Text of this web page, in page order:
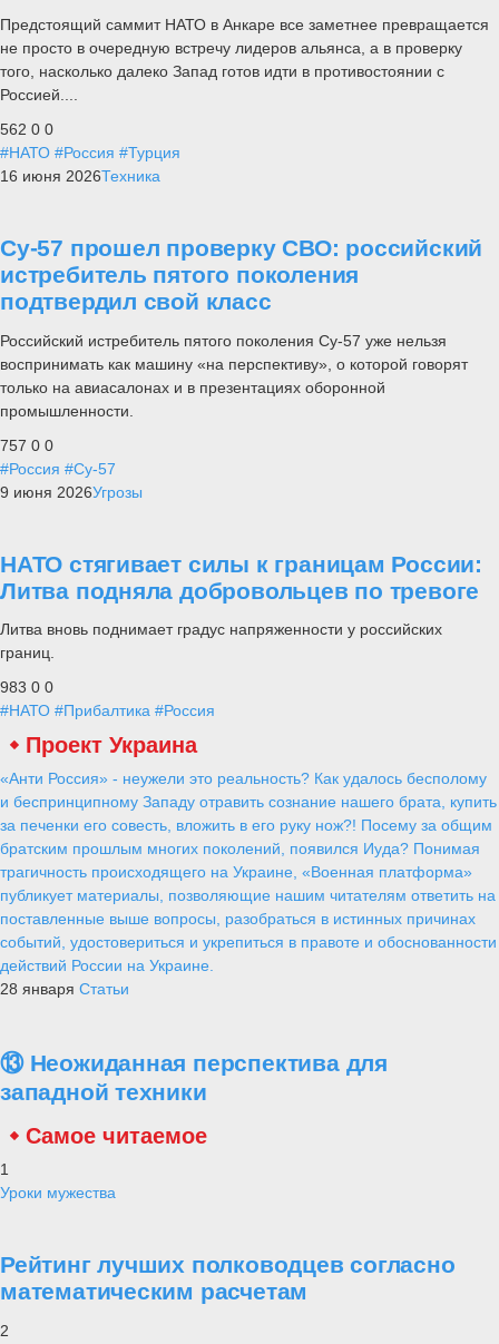
Предстоящий саммит НАТО в Анкаре все заметнее превращается
не просто в очередную встречу лидеров альянса, а в проверку
того, насколько далеко Запад готов идти в противостоянии с
Россией....
562 0 0
#НАТО #Россия #Турция
16 июня 2026Техника
Су-57 прошел проверку СВО: российский
истребитель пятого поколения
подтвердил свой класс
Российский истребитель пятого поколения Су-57 уже нельзя
воспринимать как машину «на перспективу», о которой говорят
только на авиасалонах и в презентациях оборонной
промышленности.
757 0 0
#Россия #Су-57
9 июня 2026Угрозы
НАТО стягивает силы к границам России:
Литва подняла добровольцев по тревоге
Литва вновь поднимает градус напряженности у российских
границ.
983 0 0
#НАТО #Прибалтика #Россия
Проект Украина
«Анти Россия» - неужели это реальность? Как удалось бесполому
и беспринципному Западу отравить сознание нашего брата, купить
за печенки его совесть, вложить в его руку нож?! Посему за общим
братским прошлым многих поколений, появился Иуда? Понимая
трагичность происходящего на Украине, «Военная платформа»
публикует материалы, позволяющие нашим читателям ответить на
поставленные выше вопросы, разобраться в истинных причинах
событий, удостовериться и укрепиться в правоте и обоснованности
действий России на Украине.
28 января Статьи
⑬ Неожиданная перспектива для
западной техники
Самое читаемое
1
Уроки мужества
Рейтинг лучших полководцев согласно
математическим расчетам
2